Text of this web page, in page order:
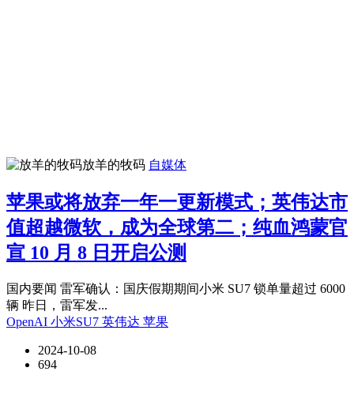
放羊的牧码 自媒体
苹果或将放弃一年一更新模式；英伟达市
值超越微软，成为全球第二；纯血鸿蒙官
宣 10 月 8 日开启公测
国内要闻 雷军确认：国庆假期期间小米 SU7 锁单量超过 6000
辆 昨日，雷军发...
OpenAI 小米SU7 英伟达 苹果
2024-10-08
694